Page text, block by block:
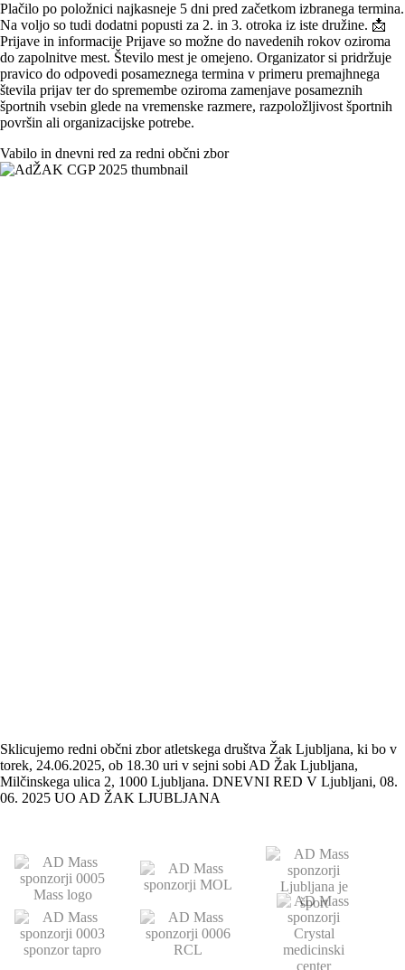
Plačilo po položnici najkasneje 5 dni pred začetkom izbranega termina.
Na voljo so tudi dodatni popusti za 2. in 3. otroka iz iste družine. 📩
Prijave in informacije Prijave so možne do navedenih rokov oziroma
do zapolnitve mest. Število mest je omejeno. Organizator si pridržuje
pravico do odpovedi posameznega termina v primeru premajhnega
števila prijav ter do spremembe oziroma zamenjave posameznih
športnih vsebin glede na vremenske razmere, razpoložljivost športnih
površin ali organizacijske potrebe.
Vabilo in dnevni red za redni občni zbor
Sklicujemo redni občni zbor atletskega društva Žak Ljubljana, ki bo v
torek, 24.06.2025, ob 18.30 uri v sejni sobi AD Žak Ljubljana,
Milčinskega ulica 2, 1000 Ljubljana. DNEVNI RED V Ljubljani, 08.
06. 2025 UO AD ŽAK LJUBLJANA